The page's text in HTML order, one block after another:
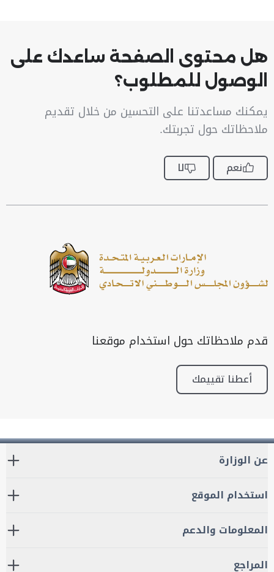
هل محتوى الصفحة ساعدك على
الوصول للمطلوب؟
يمكنك مساعدتنا على التحسين من خلال تقديم
ملاحظاتك حول تجربتك.
نعم لا
قدم ملاحظاتك حول استخدام موقعنا
أعطنا تقييمك
عن الوزارة
استخدام الموقع
المعلومات والدعم
المراجع